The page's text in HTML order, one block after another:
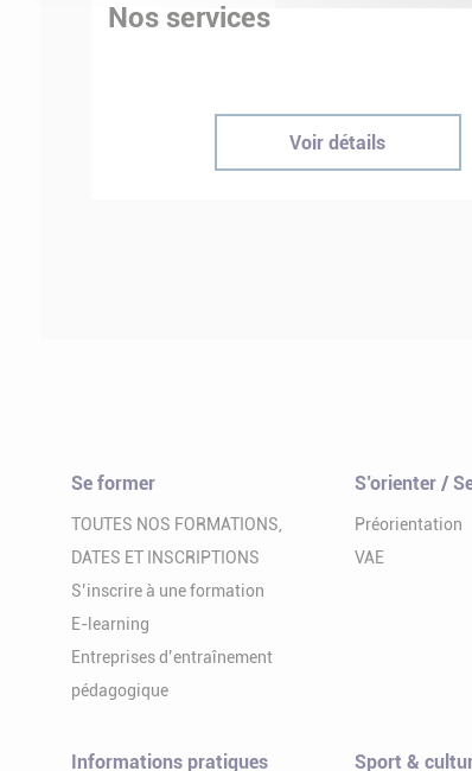
Nos services
Voir détails
Se former
TOUTES NOS FORMATIONS,
DATES ET INSCRIPTIONS
S’inscrire à une formation
E-learning
Entreprises d’entraînement
pédagogique
S’orienter /
Préorientation
VAE
Informations pratiques Sport &